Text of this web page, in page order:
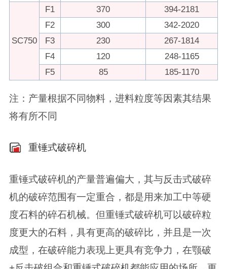
SC750
F1 370
394-2181
F2
300
342-2020
F3
230
267-1814
F4
120
248-1165
F5
85 185-1170
注：产量根据不同物料，进料粒度等因素其结果
将有所不同
重锤式破碎机
重锤式破碎机的产量普遍偏大，其与反击式破碎
机的破碎范围有一定重合，都是用来加工中等硬
度石料的碎石机械。但重锤式破碎机可以破碎粒
度更大的石料，具有更高的破碎比，并且是一次
成型，在破碎能力表现上更具有竞争力，在颚破